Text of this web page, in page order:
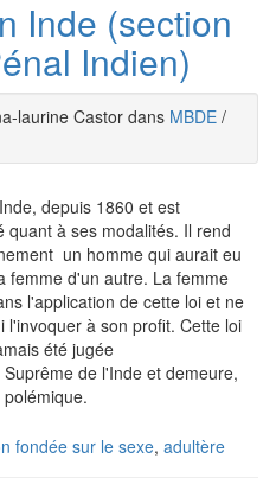
Inde (section
Indien)
laurine Castor dans MBDE /
depuis 1860 et est
à ses modalités. Il rend
un homme qui aurait eu
femme d'un autre. La femme
l'application de cette loi et ne
à son profit. Cette loi
été jugée
de l'Inde et demeure,
fondée sur le sexe, adultère